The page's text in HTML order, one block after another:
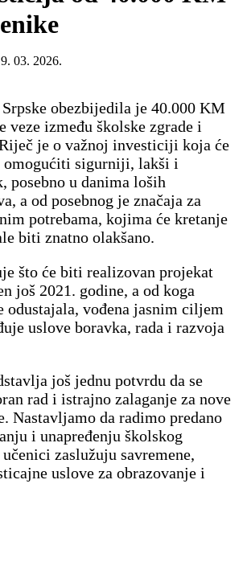
03. 2026.
obezbijedila je 40.000 KM
veze između školske zgrade i
je o važnoj investiciji koja će
omogućiti sigurniji, lakši i
posebno u danima loših
a od posebnog je značaja za
potrebama, kojima će kretanje
biti znatno olakšano.
što će biti realizovan projekat
još 2021. godine, a od koga
odustajala, vođena jasnim ciljem
uslove boravka, rada i razvoja
još jednu potvrdu da se
rad i istrajno zalaganje za nove
Nastavljamo da radimo predano
i unapređenju školskog
zaslužuju savremene,
uslove za obrazovanje i